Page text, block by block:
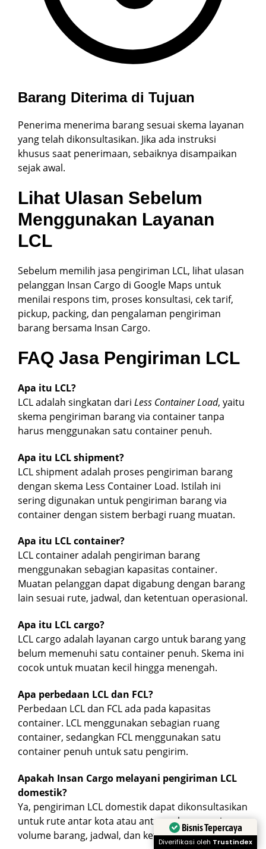
Barang Diterima di Tujuan
Penerima menerima barang sesuai skema layanan
yang telah dikonsultasikan. Jika ada instruksi
khusus saat penerimaan, sebaiknya disampaikan
sejak awal.
Lihat Ulasan Sebelum
Menggunakan Layanan
LCL
Sebelum memilih jasa pengiriman LCL, lihat ulasan
pelanggan Insan Cargo di Google Maps untuk
menilai respons tim, proses konsultasi, cek tarif,
pickup, packing, dan pengalaman pengiriman
barang bersama Insan Cargo.
FAQ Jasa Pengiriman LCL
Apa itu LCL?
LCL adalah singkatan dari Less Container Load, yaitu
skema pengiriman barang via container tanpa
harus menggunakan satu container penuh.
Apa itu LCL shipment?
LCL shipment adalah proses pengiriman barang
dengan skema Less Container Load. Istilah ini
sering digunakan untuk pengiriman barang via
container dengan sistem berbagi ruang muatan.
Apa itu LCL container?
LCL container adalah pengiriman barang
menggunakan sebagian kapasitas container.
Muatan pelanggan dapat digabung dengan barang
lain sesuai rute, jadwal, dan ketentuan operasional.
Apa itu LCL cargo?
LCL cargo adalah layanan cargo untuk barang yang
belum memenuhi satu container penuh. Skema ini
cocok untuk muatan kecil hingga menengah.
Apa perbedaan LCL dan FCL?
Perbedaan LCL dan FCL ada pada kapasitas
container. LCL menggunakan sebagian ruang
container, sedangkan FCL menggunakan satu
container penuh untuk satu pengirim.
Apakah Insan Cargo melayani pengiriman LCL
domestik?
Ya, pengiriman LCL domestik dapat dikonsultasikan
untuk rute antar kota atau antar pulau sesuai
volume barang, jadwal, dan ketentuan layanan.
Bisnis Tepercaya
Diverifikasi oleh Trustindex